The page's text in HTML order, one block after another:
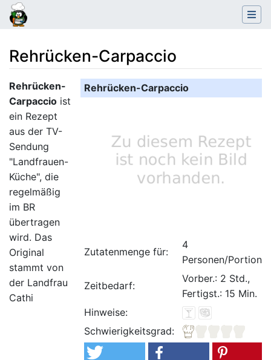
Rehrücken-Carpaccio
Wechseln zu: Navigation,Suche
Rehrücken-Carpaccio
Zutatenmenge für:
4
Personen/
Zeitbedarf:
Vorber.: 2 Std.,
Fertigst.: 15 Min.
Hinweise:
Schwierigkeitsgrad:
Rehrücken-
Carpaccio ist
ein Rezept
aus der TV-
Sendung
"Landfrauen-
Küche", die
regelmäßig
im BR
übertragen
wird. Das
Original
stammt von
der Landfrau
Cathi